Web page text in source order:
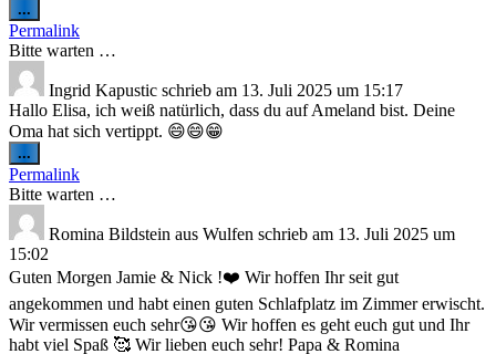
...
Metabox
ein-/ausblenden.
Permalink
Bitte warten …
Ingrid Kapustic schrieb am 13. Juli 2025 um 15:17
Hallo Elisa, ich weiß natürlich, dass du auf Ameland bist. Deine
Oma hat sich vertippt. 😄😄😁
...
Metabox
ein-/ausblenden.
Permalink
Bitte warten …
Romina Bildstein aus Wulfen schrieb am 13. Juli 2025 um
15:02
Guten Morgen Jamie & Nick !❤️ Wir hoffen Ihr seit gut
angekommen und habt einen guten Schlafplatz im Zimmer erwischt.
Wir vermissen euch sehr😘😘 Wir hoffen es geht euch gut und Ihr
habt viel Spaß 🥰 Wir lieben euch sehr! Papa & Romina